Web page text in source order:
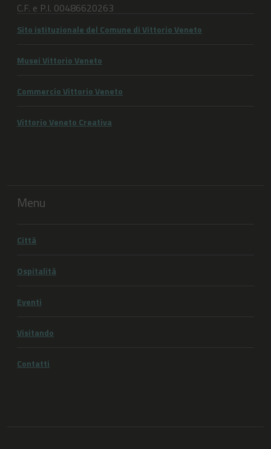
C.F. e P.I. 00486620263
Sito istituzionale del Comune di Vittorio Veneto
Musei Vittorio Veneto
Commercio Vittorio Veneto
Vittorio Veneto Creativa
Menu
Città
Ospitalità
Eventi
Visitando
Contatti